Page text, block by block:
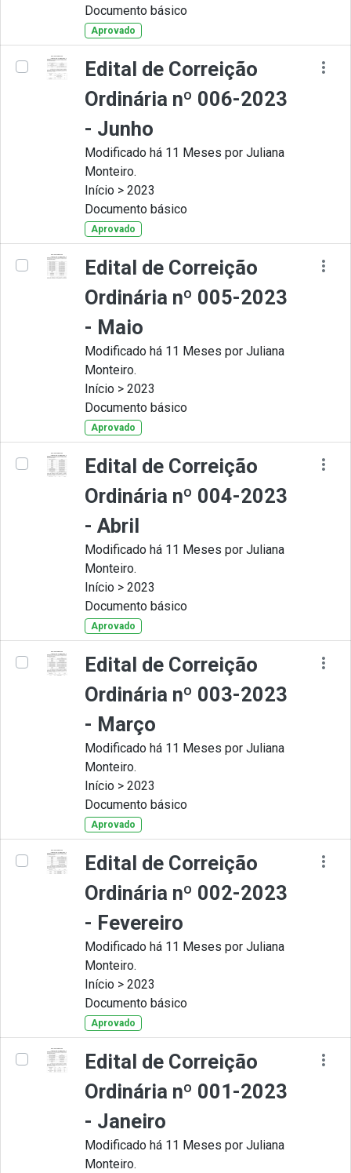
Documento básico
Aprovado
Edital de Correição
Ordinária nº 006-2023
- Junho
Modificado há 11 Meses por Juliana
Monteiro.
Início > 2023
Documento básico
Aprovado
Edital de Correição
Ordinária nº 005-2023
- Maio
Modificado há 11 Meses por Juliana
Monteiro.
Início > 2023
Documento básico
Aprovado
Edital de Correição
Ordinária nº 004-2023
- Abril
Modificado há 11 Meses por Juliana
Monteiro.
Início > 2023
Documento básico
Aprovado
Edital de Correição
Ordinária nº 003-2023
- Março
Modificado há 11 Meses por Juliana
Monteiro.
Início > 2023
Documento básico
Aprovado
Edital de Correição
Ordinária nº 002-2023
- Fevereiro
Modificado há 11 Meses por Juliana
Monteiro.
Início > 2023
Documento básico
Aprovado
Edital de Correição
Ordinária nº 001-2023
- Janeiro
Modificado há 11 Meses por Juliana
Monteiro.